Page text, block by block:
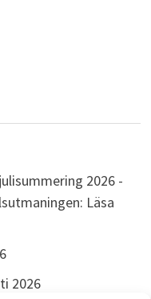
2026 -
Läsa
2026